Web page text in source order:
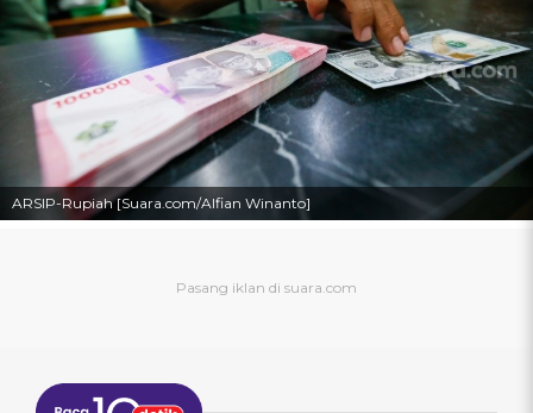
ARSIP-Rupiah [Suara.com/Alfian Winanto]